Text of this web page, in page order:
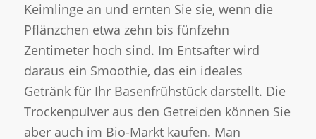
Keimlinge an und ernten Sie sie, wenn die
Pflänzchen etwa zehn bis fünfzehn
Zentimeter hoch sind. Im Entsafter wird
daraus ein Smoothie, das ein ideales
Getränk für Ihr Basenfrühstück darstellt. Die
Trockenpulver aus den Getreiden können Sie
aber auch im Bio-Markt kaufen. Man